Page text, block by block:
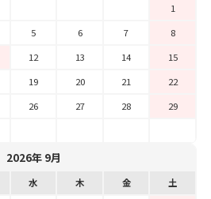
1
5 6 7
8
12 13 14
15
19 20 21
22
26 27 28
29
2026年 9月
水 木 金
土